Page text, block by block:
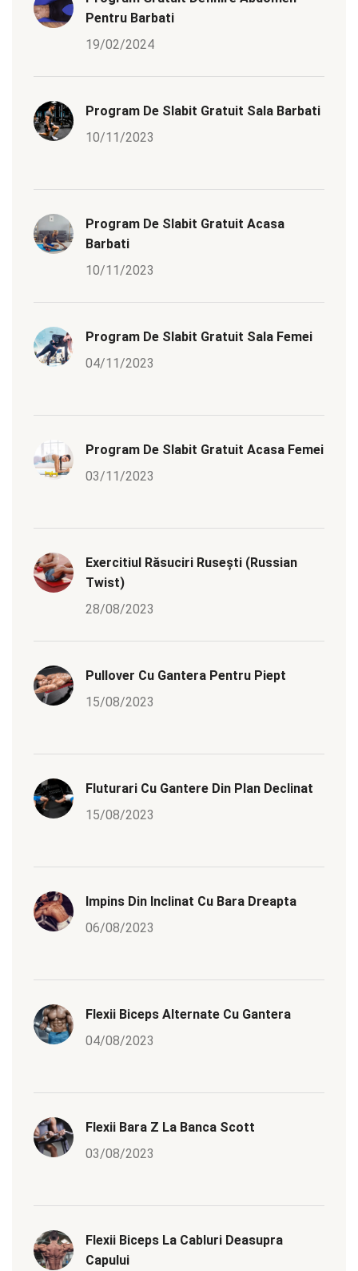
Pentru Barbati
19/02/2024
Program De Slabit Gratuit Sala Barbati
10/11/2023
Program De Slabit Gratuit Acasa
Barbati
10/11/2023
Program De Slabit Gratuit Sala Femei
04/11/2023
Program De Slabit Gratuit Acasa Femei
03/11/2023
Exercitiul Răsuciri Rusești (Russian
Twist)
28/08/2023
Pullover Cu Gantera Pentru Piept
15/08/2023
Fluturari Cu Gantere Din Plan Declinat
15/08/2023
Impins Din Inclinat Cu Bara Dreapta
06/08/2023
Flexii Biceps Alternate Cu Gantera
04/08/2023
Flexii Bara Z La Banca Scott
03/08/2023
Flexii Biceps La Cabluri Deasupra
Capului